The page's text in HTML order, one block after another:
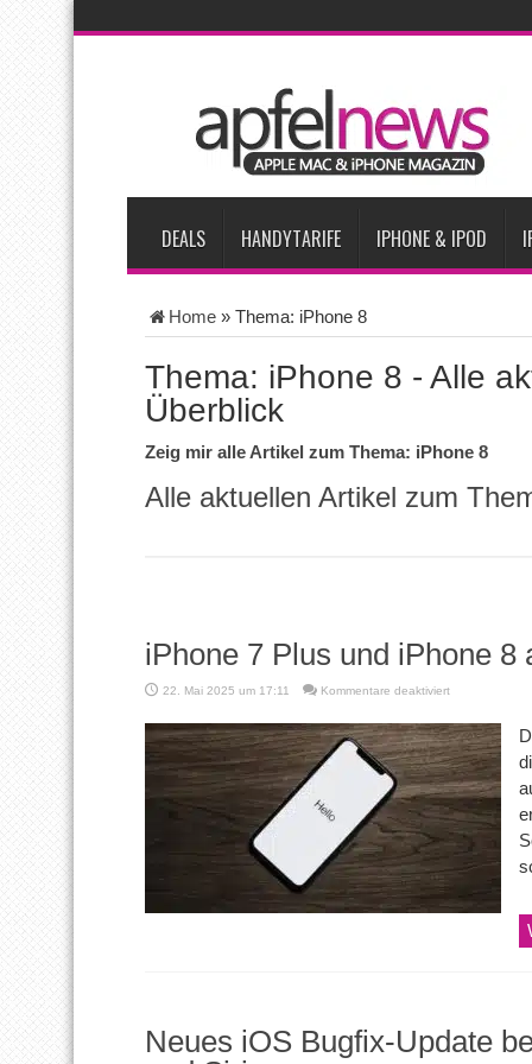
iPhone Ultra lässt Verkauf faltbarer Smartphones 2026 um 20
iPhone 18 Pro: Diese 3 großen Upgrades bringt das Top-Modell
iPhone Air 2 für Anfang 2027 erwartet Apples vermutete
Apple erzielt 49 Prozent des weltweiten Smartphone-
DEALS HANDYTARIFE IPHONE & IPOD
Home » Thema: iPhone 8
Thema: iPhone 8 - Alle
Überblick
Zeig mir alle Artikel zum Thema: iPhone 8
Alle aktuellen Artikel zum
iPhone 7 Plus und iPhone 8
22. Mai 2025 um 17:11 Kommentare deaktiviertfür
7
Plus
und
iPhone
8
ab
sofort
Vintage
Neues iOS Bugfix-Update